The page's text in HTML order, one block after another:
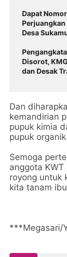
Dapat
Perjuangkan
Desa
Disorot,
dan Desak
Dan
kemandirian
pupuk kimia
pupuk
Semoga
anggota
royong untuk
kita tanam
***Megasari/